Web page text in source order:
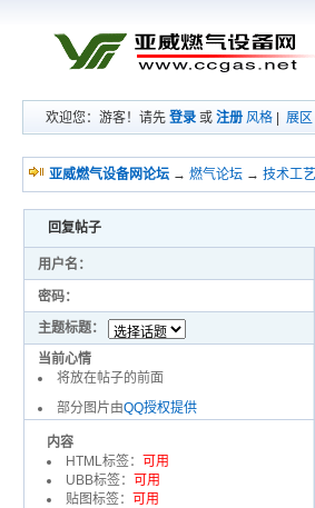
欢迎您：游客！请先登录 或注册 风格 |展区
亚威燃气设备网论坛 →燃气论坛 →技术工艺
回复帖子
用户名：
密码：
主题标题：
当前心情
将放在帖子的前面
部分图片由QQ授权提供
内容
HTML标签：
可用
UBB标签：
可用
贴图标签：
可用